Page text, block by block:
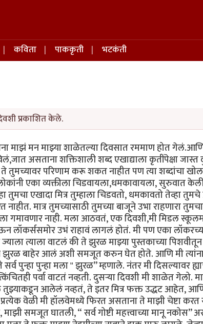
कविता पाककृती
भटकंती
प्रकाशित केले.
माझं मन माझ्या शाळेतल्या दिवसात रममाण होत
असताना शक्तिशाली शब्द एखाद्याला कृतींपेक्षा
परिणाम करू शकत नाहीत पण त्या शब्दांचा
एका व्यक्तीला चिडवायला,धमकावायला, सुरुवात
एखादा मित्र तुम्हाला चिडवतो, धमकावतो तेव्हा तुमचे
मात्र तुमच्यासाठी तुमच्या बाजूने उभा राहणारा तुमचा
गमावणार नाही. मला आठवतं, एक दिवशी,मी मिडल
लॉकर्ससमोर उभं राहावं लागलं होतं. मी पण एका
त्याला वाटलं की ते झुरळ माझ्या पुस्तकाच्या पिशवीतून
बाहेर आलं अशी समजूत करुन घेत होते. आणि मी
पुन्हा पुन्हा मला " झुरळ” म्हणाले. नंतर मी दिसल्यावर
पर्वा वाटतं नव्हती. दुसर्‍या दिवशी मी शाळेत गेलो.
आलेलं नव्हतं, ते इतर मित्र फक्त उद्धट आहेत,
वेळी मी हॉलवेमध्ये फिरत असताना ते माझी चेष्टा करत
समजूत घातली, “ सर्व गोष्टी महत्त्वाच्या मानू नकोस”